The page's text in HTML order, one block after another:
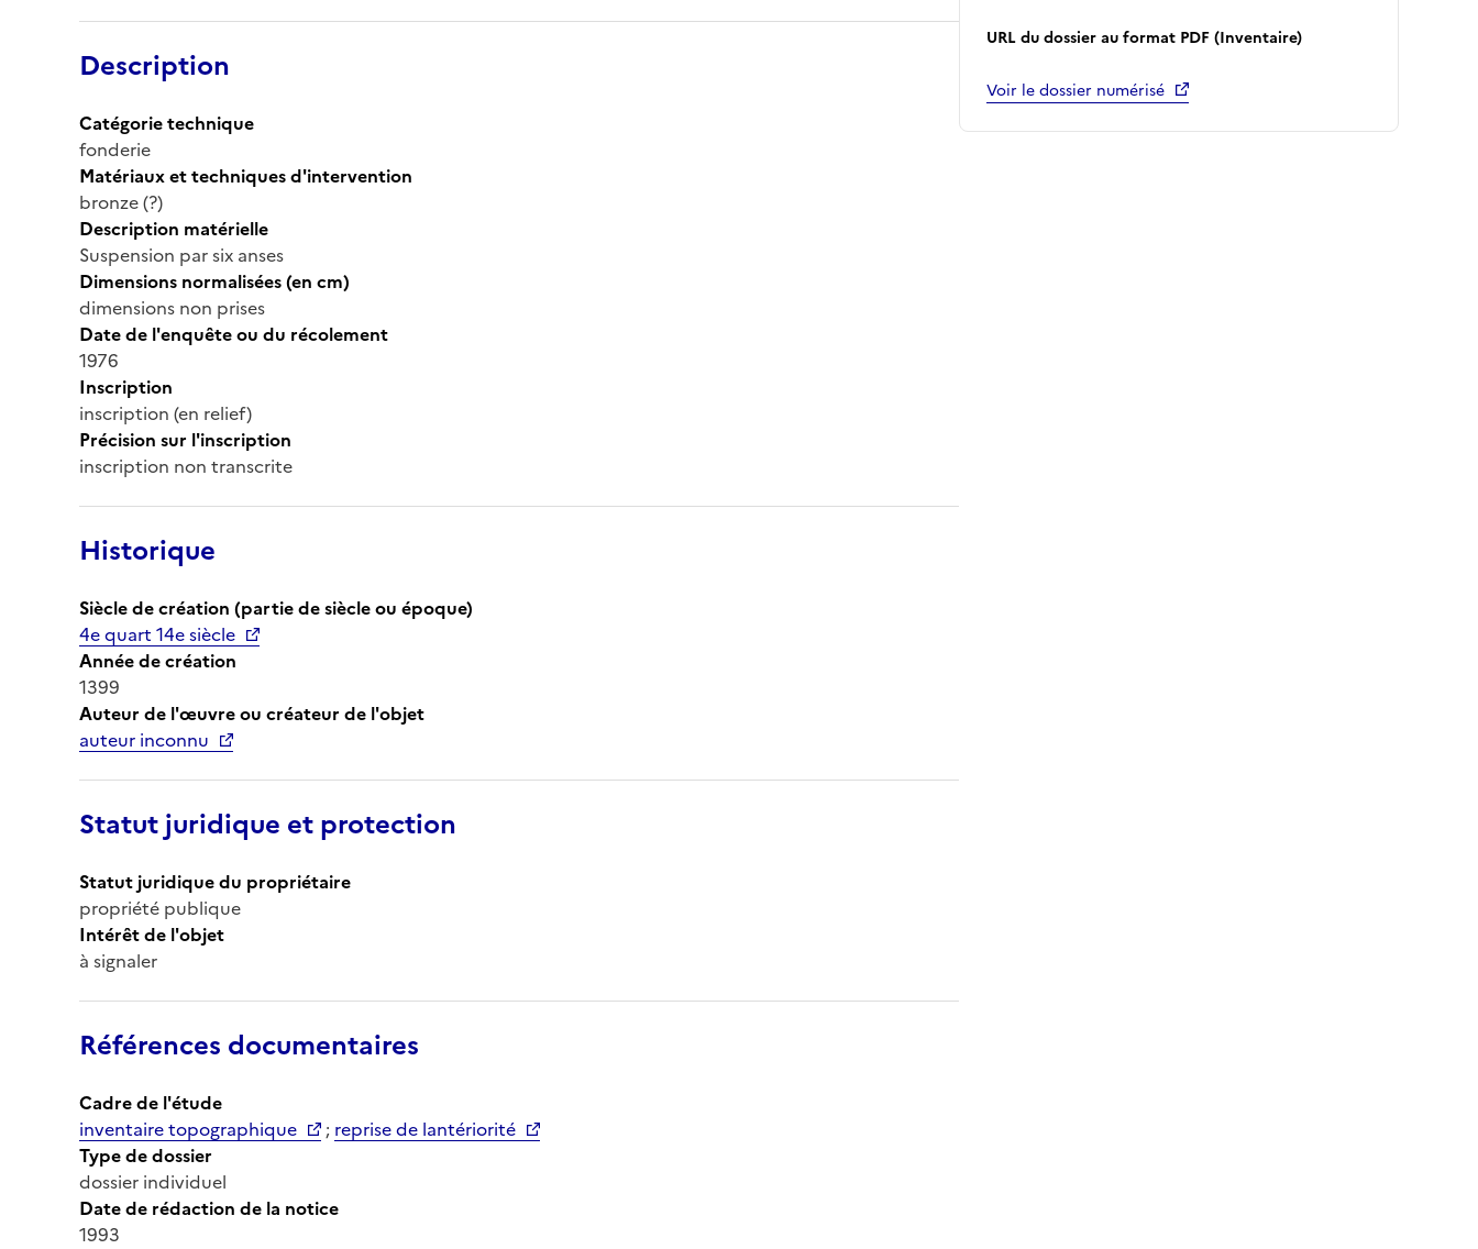
Description
Catégorie technique
fonderie
Matériaux et techniques d'intervention
bronze (?)
Description matérielle
Suspension par six anses
Dimensions normalisées (en cm)
dimensions non prises
Date de l'enquête ou du récolement
1976
Inscription
inscription (en relief)
Précision sur l'inscription
inscription non transcrite
Historique
Siècle de création (partie de siècle ou époque)
4e quart 14e siècle
Année de création
1399
Auteur de l'œuvre ou créateur de l'objet
auteur inconnu
Statut juridique et protection
Statut juridique du propriétaire
propriété publique
Intérêt de l'objet
à signaler
Références documentaires
Cadre de l'étude
inventaire topographique
; reprise de lantériorité
Type de dossier
dossier individuel
Date de rédaction de la notice
1993
URL du dossier au format PDF (Inventaire)
Voir le dossier numérisé